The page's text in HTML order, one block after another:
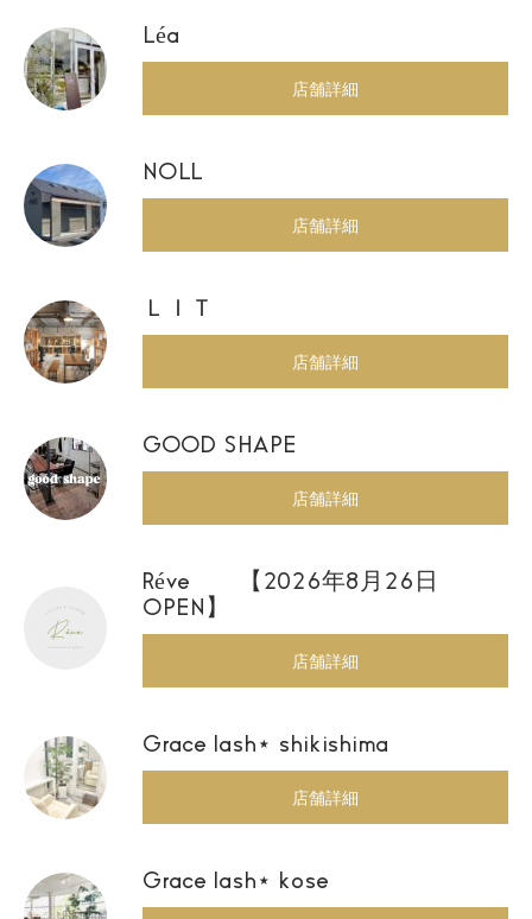
Léa
店舗詳細
NOLL
店舗詳細
ＬＩＴ
店舗詳細
GOOD SHAPE
店舗詳細
Réve 【2026年8月26日
OPEN】
店舗詳細
Grace lash⋆ shikishima
店舗詳細
Grace lash⋆ kose